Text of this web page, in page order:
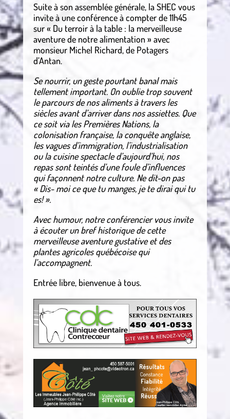
Suite à son assemblée générale, la SHEC vous
invite à une conférence à compter de 11h45
sur « Du terroir à la table : la merveilleuse
aventure de notre alimentation » avec
monsieur Michel Richard, de Potagers
d’Antan.
Se nourrir, un geste pourtant banal mais
tellement important. On oublie trop souvent
le parcours de nos aliments à travers les
siècles avant d’arriver dans nos assiettes. Que
ce soit via les Premières Nations, la
colonisation française, la conquête anglaise,
les vagues d’immigration, l’industrialisation
ou la cuisine spectacle d’aujourd’hui, nos
repas sont teintés d’une foule d’influences
qui façonnent notre culture. Ne dit-on pas
« Dis- moi ce que tu manges, je te dirai qui tu
es! ».
Avec humour, notre conférencier vous invite
à écouter un bref historique de cette
merveilleuse aventure gustative et des
plantes agricoles québécoise qui
l’accompagnent.
Entrée libre, bienvenue à tous.